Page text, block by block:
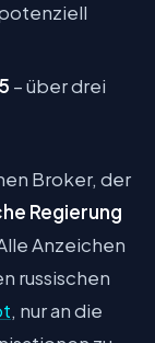
– über drei
Broker, der
Regierung
Anzeichen
russischen
, nur an die